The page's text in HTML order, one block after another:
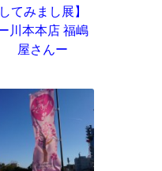
してみまし展】
川本本店 福嶋
屋さんー